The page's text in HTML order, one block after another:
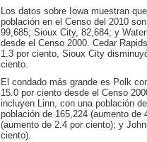
Los datos sobre Iowa muestran
población en el Censo del 2010
99,685; Sioux City, 82,684; y
desde el Censo 2000. Cedar
1.3 por ciento, Sioux City
ciento.
El condado más grande es Polk
15.0 por ciento desde el Censo
incluyen Linn, con una población
población de 165,224 (aumento
(aumento de 2.4 por ciento); y
ciento).